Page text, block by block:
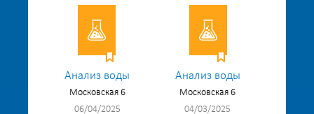
Анализ воды
Московская 6
06/04/2025
Анализ воды
Московская 6
04/03/2025